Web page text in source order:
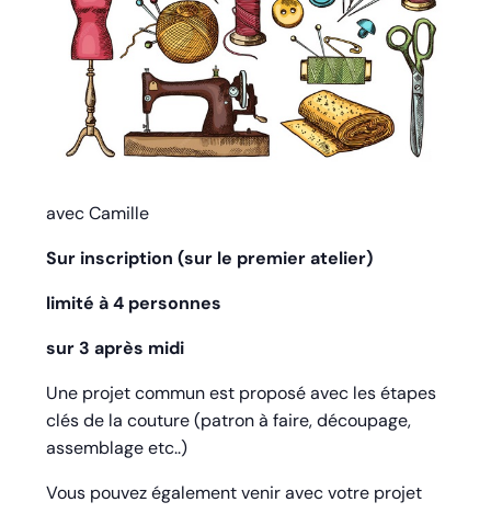
avec Camille
Sur inscription (sur le premier atelier)
limité à 4 personnes
sur 3 après midi
Une projet commun est proposé avec les étapes
clés de la couture (patron à faire, découpage,
assemblage etc..)
Vous pouvez également venir avec votre projet